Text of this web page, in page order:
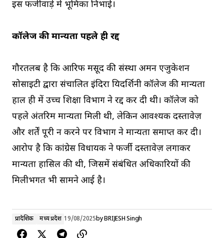
इस फर्जीवाड़े में भूमिका निभाई।
कॉलेज की मान्यता पहले ही रद्द
गौरतलब है कि आरिफ मसूद की संस्था अमन एजुकेशन
सोसाइटी द्वारा संचालित इंदिरा प्रियदर्शिनी कॉलेज की मान्यता
हाल ही में उच्च शिक्षा विभाग ने रद्द कर दी थी। कॉलेज को
पहले अंतरिम मान्यता मिली थी, लेकिन आवश्यक दस्तावेज़
और शर्तें पूरी न करने पर विभाग ने मान्यता समाप्त कर दी।
आरोप है कि कांग्रेस विधायक ने फर्जी दस्तावेज़ लगाकर
मान्यता हासिल की थी, जिसमें संबंधित अधिकारियों की
मिलीभगत भी सामने आई है।
प्रादेशिक मध्य प्रदेश 19/08/2025byBRIJESH Singh